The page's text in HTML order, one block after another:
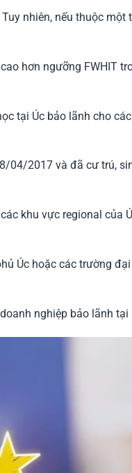
nhiên, nếu thuộc một
hơn ngưỡng FWHIT
tại Úc bảo lãnh cho
2017 và đã cư trú,
khu vực regional của
Úc hoặc các trường
nghiệp bảo lãnh